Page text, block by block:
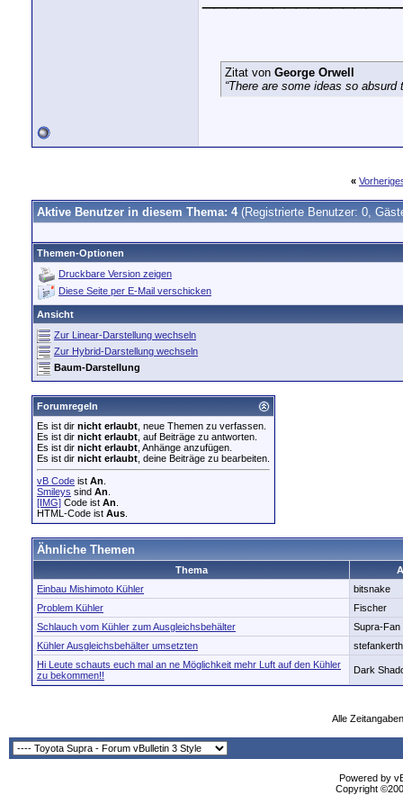
Zitat von George Orwell
“There are some ideas so
«
Aktive Benutzer in diesem Thema: 4 (Registrierte Benutzer: 0,
Themen-Optionen
Druckbare Version zeigen
Diese Seite per E-Mail verschicken
Ansicht
Zur Linear-Darstellung wechseln
Zur Hybrid-Darstellung wechseln
Baum-Darstellung
Forumregeln
Es ist dir nicht erlaubt , neue Themen zu verfassen.
Es ist dir nicht erlaubt , auf Beiträge zu antworten.
Es ist dir nicht erlaubt , Anhänge anzufügen.
Es ist dir nicht erlaubt , deine Beiträge zu bearbeiten.
vB Code ist An
Smileys sind An
[IMG] Code ist An
HTML-Code ist Aus
Ähnliche Themen
Thema
Einbau Mishimoto Kühler
bitsnake
Problem Kühler
Fischer
Schlauch vom Kühler zum Ausgleichsbehälter
Supra-Fan
Kühler Ausgleichsbehälter umsetzten
stefankerth
Hi Leute schauts euch mal an ne Möglichkeit mehr Luft auf den Kühler
zu bekommen!!
Dark
Alle
Powered by
Copyright